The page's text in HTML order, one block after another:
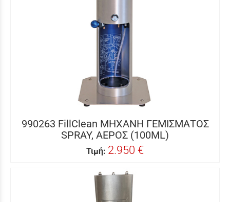
990263 FillClean ΜΗΧΑΝΗ ΓΕΜΙΣΜΑΤΟΣ
SPRAY, ΑΕΡΟΣ (100ML)
Τιμή: 2.950 €